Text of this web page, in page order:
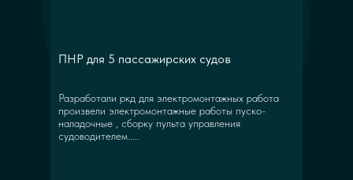
Разработали ркд для электромонтажных работа
произвели электромонтажные работы пуско-
наладочные , сборку пульта управления
судоводителем.....
ПНР для 5 пассажирских судов